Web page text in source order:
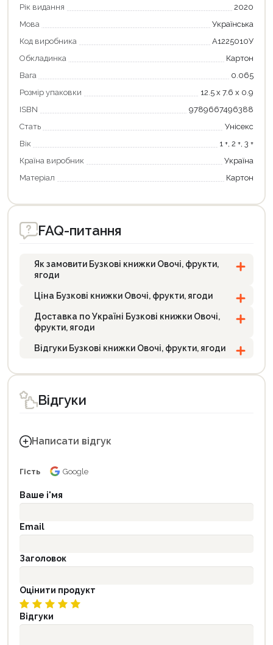
Рік видання
2020
Мова
Українська
Код виробника
А1225010У
Обкладинка
Картон
Вага
0.065
Розмір упаковки
12.5 х 7.6 х 0.9
ISBN
9789667496388
Стать
Унісекс
Вік
1 +, 2 +, 3 +
Країна виробник
Україна
Матеріал
Картон
FAQ-питання
Як замовити Бузкові книжки Овочі, фрукти,
ягоди
Ціна Бузкові книжки Овочі, фрукти, ягоди
Доставка по Україні Бузкові книжки Овочі,
фрукти, ягоди
Відгуки Бузкові книжки Овочі, фрукти, ягоди
Відгуки
Написати відгук
Гість Google
Ваше і'мя
Email
Заголовок
Оцінити продукт
Відгуки
Продовжити покупки
Оформити замовлення